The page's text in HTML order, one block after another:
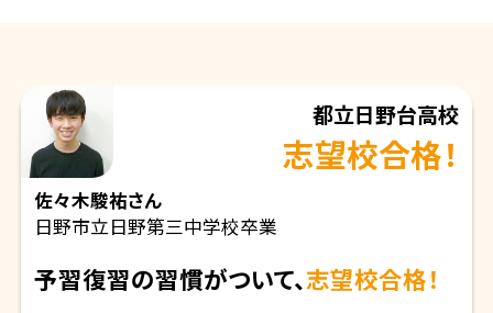
都立日野台高校
志望校合格！
佐々木駿祐さん
日野市立日野第三中学校卒業
予習復習の習慣がついて、志望校合格！